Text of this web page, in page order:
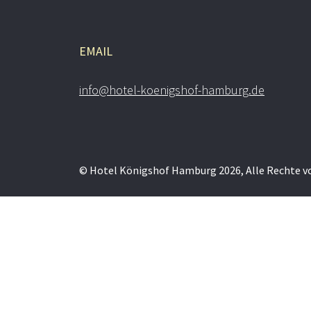
EMAIL
info@hotel-koenigshof-hamburg.de
© Hotel Königshof Hamburg 2026, Alle Rechte